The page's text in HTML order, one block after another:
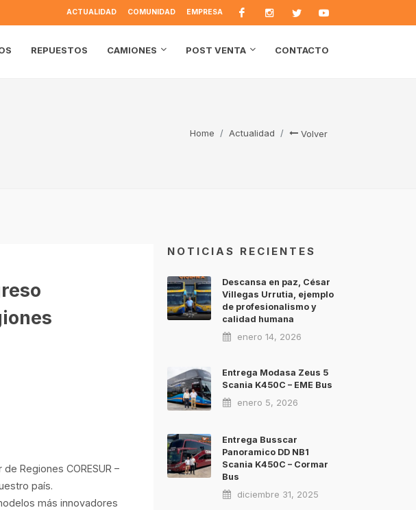
ACTUALIDAD COMUNIDAD EMPRESA
REPUESTOS CAMIONES POST VENTA CONTACTO
Home Actualidad Volver
Regiones CORESUR –
país.
más innovadores
NOTICIAS RECIENTES
Descansa en paz, César
Villegas Urrutia, ejemplo
de profesionalismo y
calidad humana
enero 14, 2026
Entrega Modasa Zeus 5
Scania K450C – EME Bus
enero 5, 2026
Entrega Busscar
Panoramico DD NB1
Scania K450C – Cormar
Bus
diciembre 31, 2025